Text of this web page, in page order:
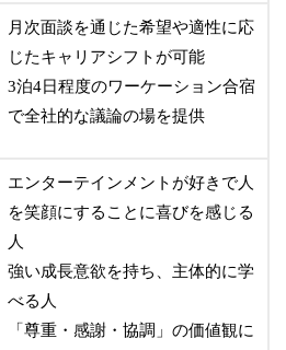
月次面談を通じた希望や適性に応
じたキャリアシフトが可能
3泊4日程度のワーケーション合宿
で全社的な議論の場を提供
エンターテインメントが好きで人
を笑顔にすることに喜びを感じる
人
強い成長意欲を持ち、主体的に学
べる人
「尊重・感謝・協調」の価値観に